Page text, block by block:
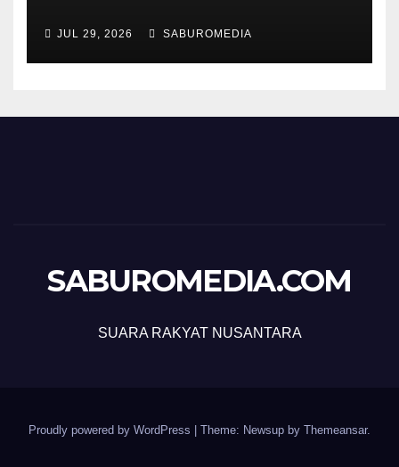
JUL 29, 2026 SABUROMEDIA
SABUROMEDIA.COM
SUARA RAKYAT NUSANTARA
Proudly powered by WordPress Theme: Newsup by Themeansar.